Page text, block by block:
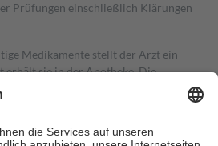
Prüfungen einschließlich Klärungen
Medikamente stellt der Arzt ein
erhält sie in der Apotheke. Die
übernimmt in der Regel die
trägt einen Teil davon als Zuzahlung
Zuzahlungen in Höhe von zehn